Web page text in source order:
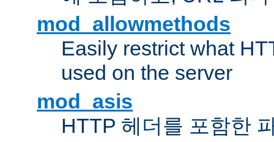
mod_allowmethods
Easily restrict what
used on the server
mod_asis
HTTP 헤더를 포함한